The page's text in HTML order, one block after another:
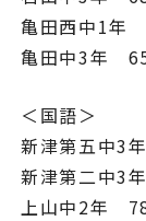
亀田西中1
亀田中3年
＜国語＞
新津第五中
新津第二中
上山中2年